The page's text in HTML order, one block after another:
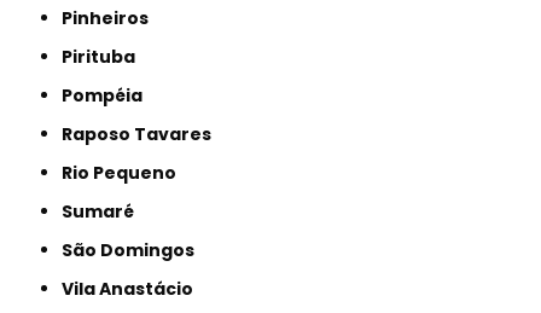
Pinheiros
Pirituba
Pompéia
Raposo Tavares
Rio Pequeno
Sumaré
São Domingos
Vila Anastácio